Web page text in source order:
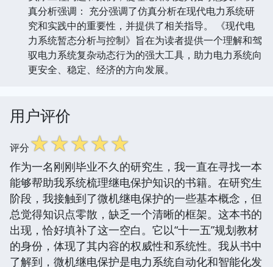
真分析强调： 充分强调了仿真分析在现代电力系统研
究和实践中的重要性，并提供了相关指导。 《现代电
力系统暂态分析与控制》旨在为读者提供一个理解和驾
驭电力系统复杂动态行为的强大工具，助力电力系统向
更安全、稳定、经济的方向发展。
用户评价
评分☆☆☆☆☆
作为一名刚刚毕业不久的研究生，我一直在寻找一本
能够帮助我系统梳理继电保护知识的书籍。在研究生
阶段，我接触到了微机继电保护的一些基本概念，但
总觉得知识点零散，缺乏一个清晰的框架。这本书的
出现，恰好填补了这一空白。它以“十一五”规划教材
的身份，体现了其内容的权威性和系统性。我从书中
了解到，微机继电保护是电力系统自动化和智能化发